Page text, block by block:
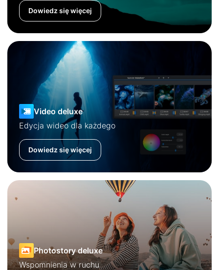
Dowiedz się więcej
Video deluxe
Edycja wideo dla każdego
Dowiedz się więcej
Photostory deluxe
Wspomnienia w ruchu